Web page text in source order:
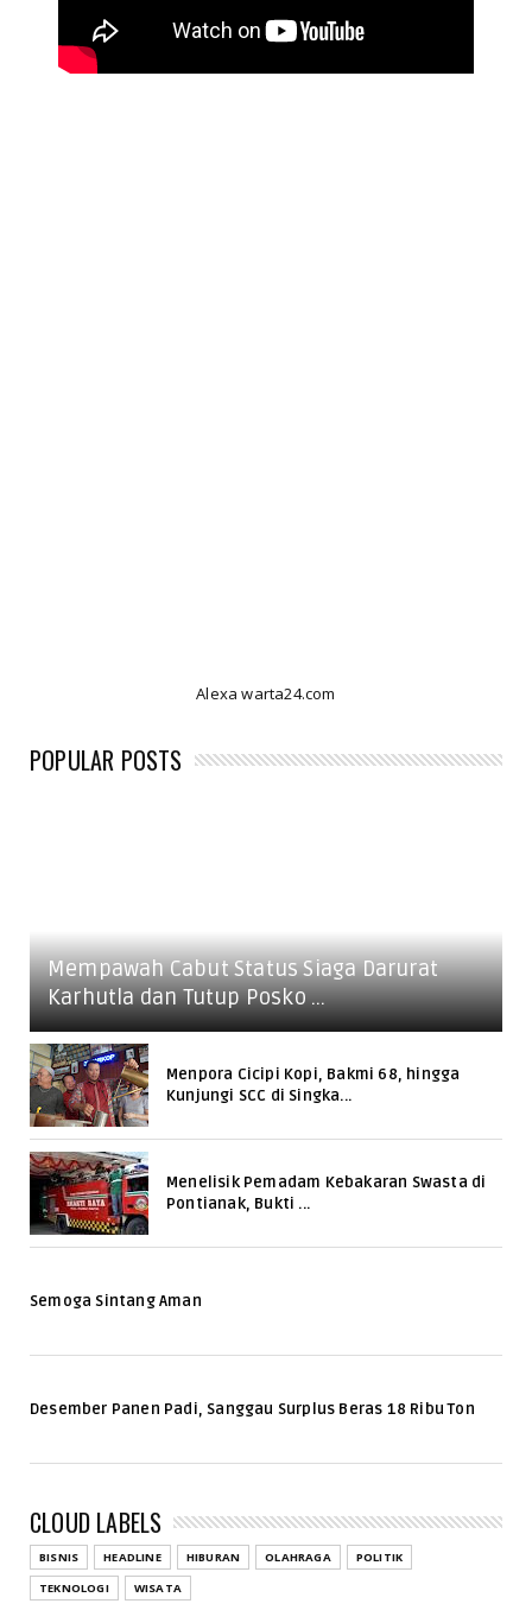
Alexa warta24.com
POPULAR POSTS
Mempawah Cabut Status Siaga Darurat
Karhutla dan Tutup Posko ...
Menpora Cicipi Kopi, Bakmi 68, hingga
Kunjungi SCC di Singka...
Menelisik Pemadam Kebakaran Swasta di
Pontianak, Bukti ...
Semoga Sintang Aman
Desember Panen Padi, Sanggau Surplus Beras 18 Ribu Ton
CLOUD LABELS
BISNIS HEADLINE HIBURAN OLAHRAGA
POLITIK
TEKNOLOGI
WISATA